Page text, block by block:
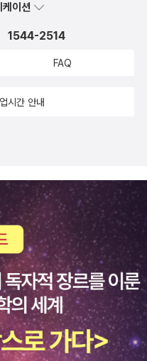
... 이런 색다른 설정이 내용에
이야기는 천년묵은 고목을
간들을 바라만 보고있습니
사에 관여를 하지않지만 마
으로보여주고나무의 귀로 들
적으로 보여주기위한 시도같
진행이 되지만 살풍경한 모
고시대도 수시로 바뀝니다.
이 있는 이야기도있습니다. 만
비밀>의 에피소드를 보는거
인 분이라도 다소 낯설고 어
만 읽는 소설도 아닌거 같습니
입니다.
이션
1544-2514
FAQ
시간 안내